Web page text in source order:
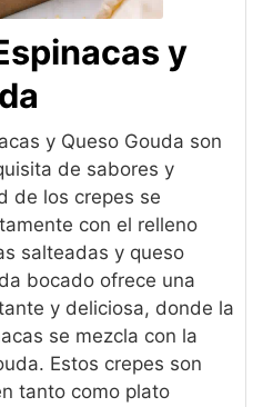
y
y Queso Gouda son
de sabores y
de los crepes se
con el relleno
salteadas y queso
bocado ofrece una
y deliciosa, donde la
se mezcla con la
Estos crepes son
tanto como plato